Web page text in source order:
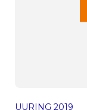
UURING 2019